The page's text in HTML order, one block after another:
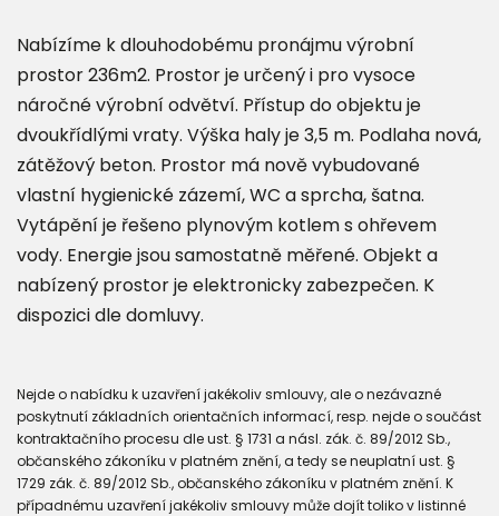
Nabízíme k dlouhodobému pronájmu výrobní
prostor 236m2. Prostor je určený i pro vysoce
náročné výrobní odvětví. Přístup do objektu je
dvoukřídlými vraty. Výška haly je 3,5 m. Podlaha nová,
zátěžový beton. Prostor má nově vybudované
vlastní hygienické zázemí, WC a sprcha, šatna.
Vytápění je řešeno plynovým kotlem s ohřevem
vody. Energie jsou samostatně měřené. Objekt a
nabízený prostor je elektronicky zabezpečen. K
dispozici dle domluvy.
Nejde o nabídku k uzavření jakékoliv smlouvy, ale o nezávazné
poskytnutí základních orientačních informací, resp. nejde o součást
kontraktačního procesu dle ust. § 1731 a násl. zák. č. 89/2012 Sb.,
občanského zákoníku v platném znění, a tedy se neuplatní ust. §
1729 zák. č. 89/2012 Sb., občanského zákoníku v platném znění. K
případnému uzavření jakékoliv smlouvy může dojít toliko v listinné